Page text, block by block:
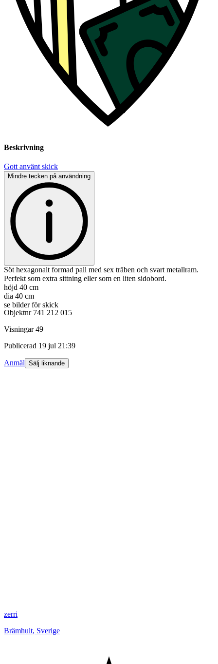
Beskrivning
Gott använt skick
Mindre tecken på användning
Söt hexagonalt formad pall med sex träben och svart metallram.
Perfekt som extra sittning eller som en liten sidobord.
höjd 40 cm
dia 40 cm
se bilder för skick
Objektnr 741 212 015
Visningar 49
Publicerad 19 jul 21:39
Anmäl Sälj liknande
zerri
Brämhult, Sverige